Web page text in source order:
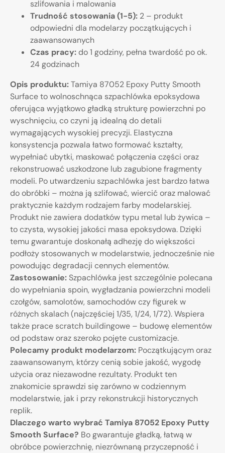
szlifowania i malowania
Trudność stosowania (1-5): 2 – produkt
odpowiedni dla modelarzy początkujących i
zaawansowanych
Czas pracy:do 1 godziny, pełna twardość po ok.
24 godzinach
Opis produktu:Tamiya 87052 Epoxy Putty Smooth
Surface to wolnoschnąca szpachlówka epoksydowa
oferująca wyjątkowo gładką strukturę powierzchni po
wyschnięciu, co czyni ją idealną do detali
wymagających wysokiej precyzji. Elastyczna
konsystencja pozwala łatwo formować kształty,
wypełniać ubytki, maskować połączenia części oraz
rekonstruować uszkodzone lub zagubione fragmenty
modeli. Po utwardzeniu szpachlówka jest bardzo łatwa
do obróbki – można ją szlifować, wiercić oraz malować
praktycznie każdym rodzajem farby modelarskiej.
Produkt nie zawiera dodatków typu metal lub żywica –
to czysta, wysokiej jakości masa epoksydowa. Dzięki
temu gwarantuje doskonałą adhezję do większości
podłoży stosowanych w modelarstwie, jednocześnie nie
powodując degradacji cennych elementów.
Zastosowanie:Szpachlówka jest szczególnie polecana
do wypełniania spoin, wygładzania powierzchni modeli
czołgów, samolotów, samochodów czy figurek w
różnych skalach (najczęściej 1/35, 1/24, 1/72). Wspiera
także prace scratch buildingowe – budowę elementów
od podstaw oraz szeroko pojęte customizacje.
Polecamy produkt modelarzom: Początkującym oraz
zaawansowanym, którzy cenią sobie jakość, wygodę
użycia oraz niezawodne rezultaty. Produkt ten
znakomicie sprawdzi się zarówno w codziennym
modelarstwie, jak i przy rekonstrukcji historycznych
replik.
Dlaczego warto wybrać Tamiya 87052 Epoxy Putty
Smooth Surface? Bo gwarantuje gładką, łatwą w
obróbce powierzchnię, niezrównaną przyczepność i